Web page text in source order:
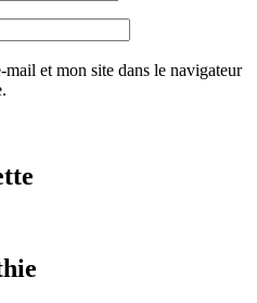
et mon site dans le navigateur